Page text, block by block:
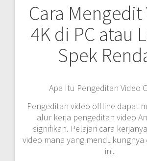
Cara
4K di PC atau
Spek
Apa Itu Pengeditan Video
Pengeditan video offline dapat
alur kerja pengeditan video
signifikan. Pelajari cara
video mana yang
ini.